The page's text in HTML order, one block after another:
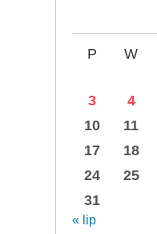
P W
3
4
10
11
17
18
24
25
31
« lip